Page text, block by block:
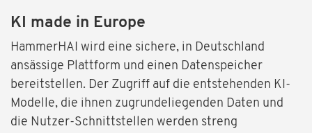
KI made in Europe
HammerHAI wird eine sichere, in Deutschland
ansässige Plattform und einen Datenspeicher
bereitstellen. Der Zugriff auf die entstehenden KI-
Modelle, die ihnen zugrundeliegenden Daten und
die Nutzer-Schnittstellen werden streng